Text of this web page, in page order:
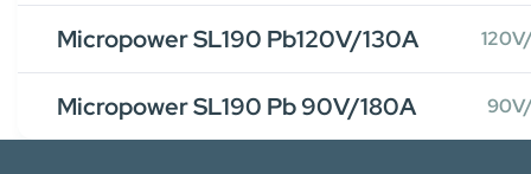
Micropower SL190 Pb120V/130A
Micropower SL190 Pb 90V/180A